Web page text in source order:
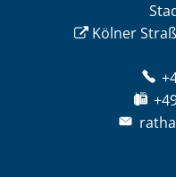
Kölner